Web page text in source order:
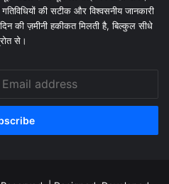
की सटीक और विश्वसनीय जानकारी
की ज़मीनी हकीकत मिलती है, बिल्कुल सीधे
से।